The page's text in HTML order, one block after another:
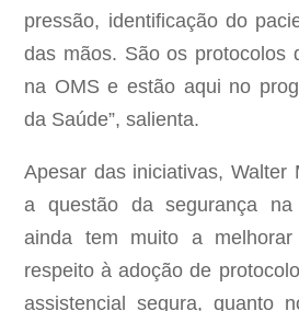
pressão, identificação do
das mãos. São os protocolos
na OMS e estão aqui no
da Saúde”, salienta.
Apesar das iniciativas, Walter
a questão da segurança
ainda tem muito a
respeito à adoção de
assistencial segura, quanto